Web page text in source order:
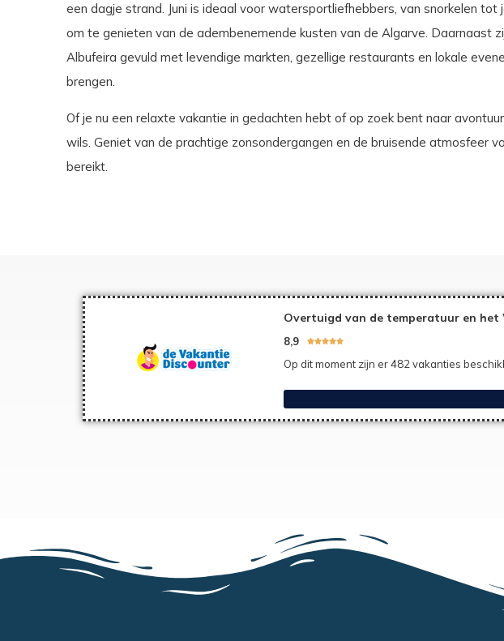
een dagje strand. Juni is ideaal voor watersportliefhebbers, van snorkelen
om te genieten van de adembenemende kusten van de Algarve. Daarnaast
Albufeira gevuld met levendige markten, gezellige restaurants en lokale
brengen.
Of je nu een relaxte vakantie in gedachten hebt of op zoek bent naar
wils. Geniet van de prachtige zonsondergangen en de bruisende atmosfeer
bereikt.
Overtuigd van de temperatuur en het
8,9 
Op dit moment zijn er 482 vakanties